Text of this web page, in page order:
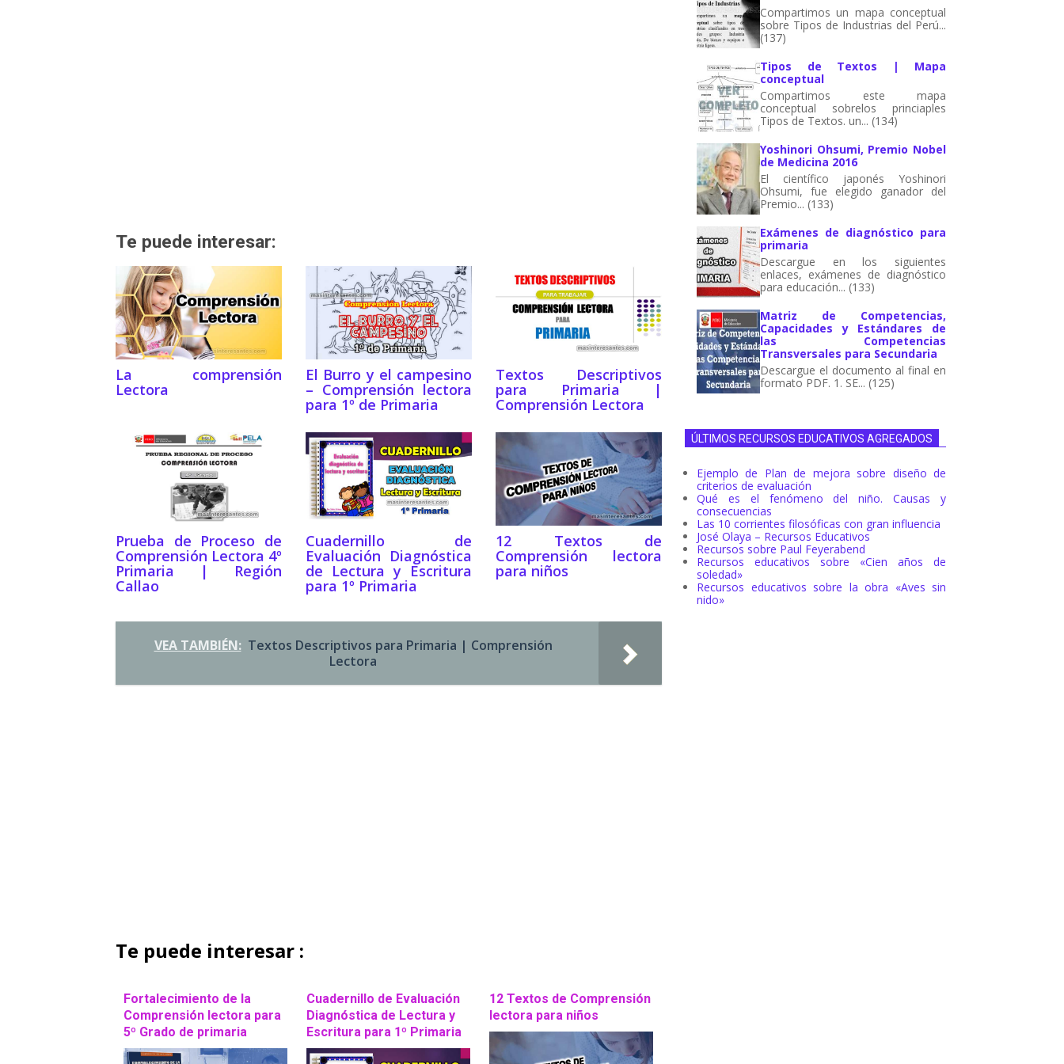
Te puede interesar:
La comprensión
Lectora
El Burro y el campesino
– Comprensión lectora
para 1º de Primaria
Textos Descriptivos
para Primaria |
Comprensión Lectora
Prueba de Proceso de
Comprensión Lectora 4º
Primaria | Región
Callao
Cuadernillo de
Evaluación Diagnóstica
de Lectura y Escritura
para 1º Primaria
12 Textos de
Comprensión lectora
para niños
VEA TAMBIÉN: Textos Descriptivos para Primaria | Comprensión
Lectora
Te puede interesar :
Fortalecimiento de la
Comprensión lectora para
5º Grado de primaria
Cuadernillo de Evaluación
Diagnóstica de Lectura y
Escritura para 1º Primaria
12 Textos de Comprensión
lectora para niños
Compartimos un mapa conceptual
sobre Tipos de Industrias del Perú...
(137)
Tipos de Textos | Mapa
conceptual
Compartimos este mapa
conceptual sobrelos princiaples
Tipos de Textos. un... (134)
Yoshinori Ohsumi, Premio Nobel
de Medicina 2016
El científico japonés Yoshinori
Ohsumi, fue elegido ganador del
Premio... (133)
Exámenes de diagnóstico para
primaria
Descargue en los siguientes
enlaces, exámenes de diagnóstico
para educación... (133)
Matriz de Competencias,
Capacidades y Estándares de
las Competencias
Transversales para Secundaria
Descargue el documento al final en
formato PDF. 1. SE... (125)
ÚLTIMOS RECURSOS EDUCATIVOS AGREGADOS
Ejemplo de Plan de mejora sobre diseño de
criterios de evaluación
Qué es el fenómeno del niño. Causas y
consecuencias
Las 10 corrientes filosóficas con gran influencia
José Olaya – Recursos Educativos
Recursos sobre Paul Feyerabend
Recursos educativos sobre «Cien años de
soledad»
Recursos educativos sobre la obra «Aves sin
nido»